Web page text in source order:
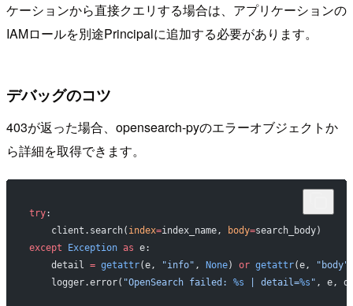
ケーションから直接クエリする場合は、アプリケーションの
IAMロールを別途Principalに追加する必要があります。
デバッグのコツ
403が返った場合、opensearch-pyのエラーオブジェクトか
ら詳細を取得できます。
try:
    client.search(
index=index_name, body=search_body)
except Exception as e:
    detail
= getattr(e, "info" , None) or getattr(e, "body"
    logger.error(
"OpenSearch failed: %s | detail=%s " , e,